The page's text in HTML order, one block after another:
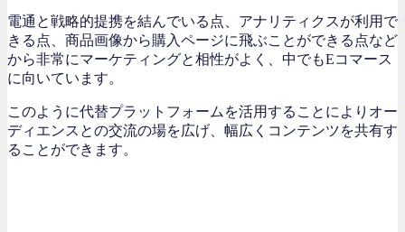
電通と戦略的提携を結んでいる点、アナリティクスが利用で
きる点、商品画像から購入ページに飛ぶことができる点など
から非常にマーケティングと相性がよく、中でもEコマース
に向いています。
このように代替プラットフォームを活用することによりオー
ディエンスとの交流の場を広げ、幅広くコンテンツを共有す
ることができます。